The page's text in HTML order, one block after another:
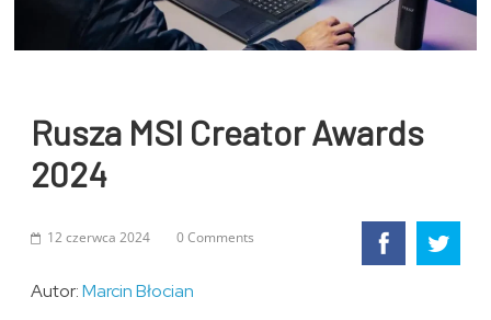
Rusza MSI Creator Awards
2024
12 czerwca 2024 0 Comments
Autor:Marcin Błocian